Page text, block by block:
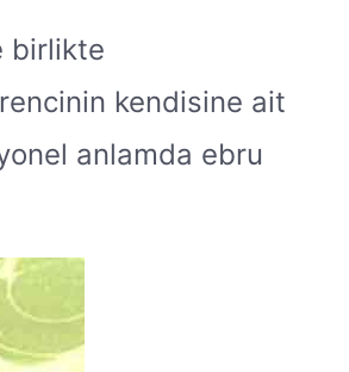
birlikte
kendisine ait
anlamda ebru